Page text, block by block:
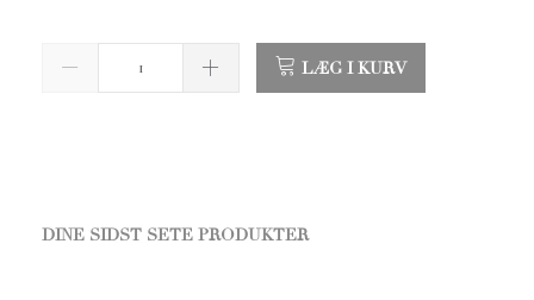
LÆG I KURV
DINE SIDST SETE PRODUKTER